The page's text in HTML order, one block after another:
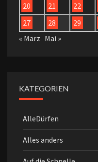
20
21 22
27
28 29
« März Mai »
KATEGORIEN
AlleDürfen
Alles anders